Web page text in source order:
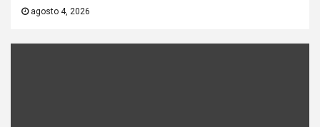
agosto 4, 2026